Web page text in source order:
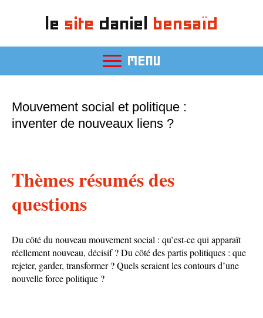
le site daniel bensaïd
MENU
Mouvement social et politique :
inventer de nouveaux liens ?
Thèmes résumés des
questions
Du côté du nouveau mouvement social : qu’est-ce qui apparaît
réellement nouveau, décisif ? Du côté des partis politiques : que
rejeter, garder, transformer ? Quels seraient les contours d’une
nouvelle force politique ?